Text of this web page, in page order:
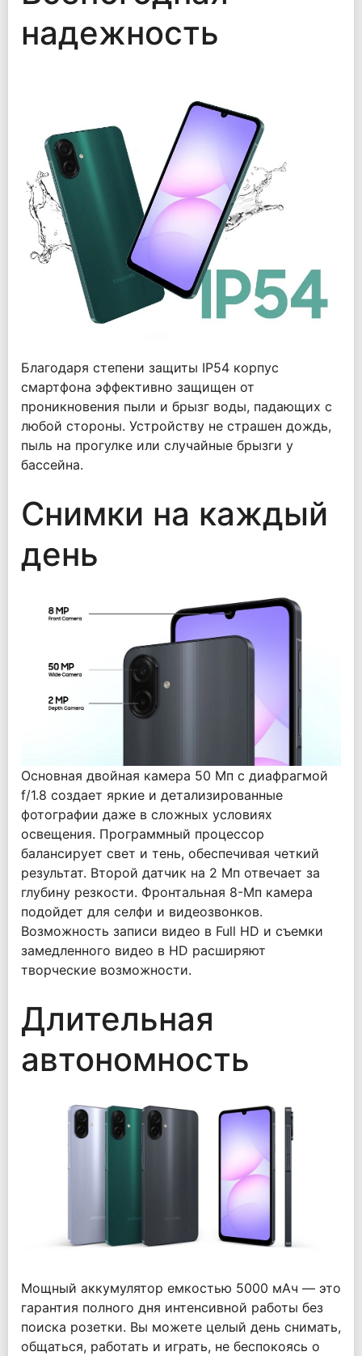
надежность
Благодаря степени защиты IP54 корпус
смартфона эффективно защищен от
проникновения пыли и брызг воды, падающих с
любой стороны. Устройству не страшен дождь,
пыль на прогулке или случайные брызги у
бассейна.
Снимки на каждый
день
Основная двойная камера 50 Мп с диафрагмой
f/1.8 создает яркие и детализированные
фотографии даже в сложных условиях
освещения. Программный процессор
балансирует свет и тень, обеспечивая четкий
результат. Второй датчик на 2 Мп отвечает за
глубину резкости. Фронтальная 8-Мп камера
подойдет для селфи и видеозвонков.
Возможность записи видео в Full HD и съемки
замедленного видео в HD расширяют
творческие возможности.
Длительная
автономность
Мощный аккумулятор емкостью 5000 мАч — это
гарантия полного дня интенсивной работы без
поиска розетки. Вы можете целый день снимать,
общаться, работать и играть, не беспокоясь о